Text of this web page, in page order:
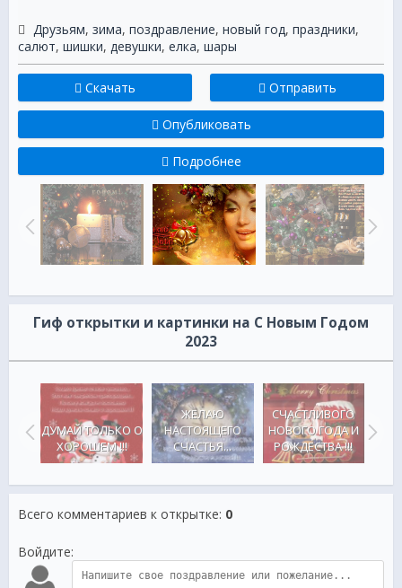
Друзьям, зима, поздравление, новый год, праздники,
салют, шишки, девушки, елка, шары
Скачать Отправить
Опубликовать
Подробнее
Гиф открытки и картинки на С Новым Годом
2023
ДУМАЙ ТОЛЬКО О
ХОРОШЕМ !!!
ЖЕЛАЮ
НАСТОЯЩЕГО
СЧАСТЬЯ...
СЧАСТЛИВОГО
НОВОГО ГОДА И
РОЖДЕСТВА !!!
Всего комментариев к открытке: 0
Войдите: